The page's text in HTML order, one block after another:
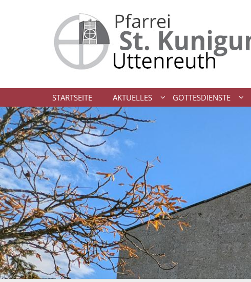
STARTSEITE AKTUELLES GOTTESDIENSTE